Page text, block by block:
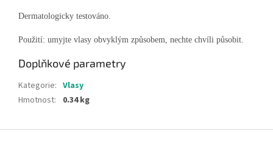
Dermatologicky testováno.
Použití: umyjte vlasy obvyklým způsobem, nechte chvíli působit.
Doplňkové parametry
Kategorie: Vlasy
Hmotnost: 0.34 kg